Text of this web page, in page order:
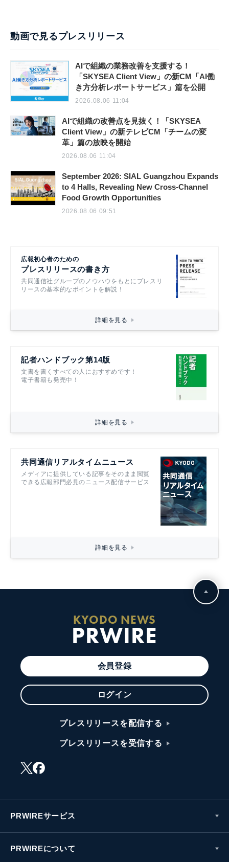
動画で見るプレスリリース
AIで組織の業務改善を支援する！
「SKYSEA Client View」の新CM「AI働
き方分析レポートサービス」篇を公開
2026.08.06 11:04
AIで組織の改善点を見抜く！「SKYSEA
Client View」の新テレビCM「チームの変
革」篇の放映を開始
2026.08.06 11:04
September 2026: SIAL Guangzhou Expands
to 4 Halls, Revealing New Cross-Channel
Food Growth Opportunities
2026.08.06 09:51
広報初心者のための
プレスリリースの書き方
共同通信社グループのノウハウをもとにプレスリ
リースの基本的なポイントを解説！
詳細を見る
記者ハンドブック第14版
文書を書くすべての人におすすめです！
電子書籍も発売中！
詳細を見る
共同通信リアルタイムニュース
メディアに提供している記事をそのまま閲覧
できる広報部門必見のニュース配信サービス
詳細を見る
KYODO NEWS
PRWIRE
会員登録
ログイン
プレスリリースを配信する
プレスリリースを受信する
PRWIREサービス
PRWIREについて